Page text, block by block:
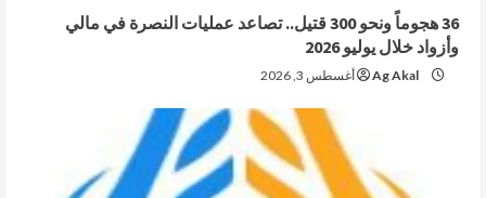
36 هجوماً ونحو 300 قتيل.. تصاعد عمليات النصرة في مالي
وأزواد خلال يوليو 2026
Ag Akal أغسطس 3, 2026